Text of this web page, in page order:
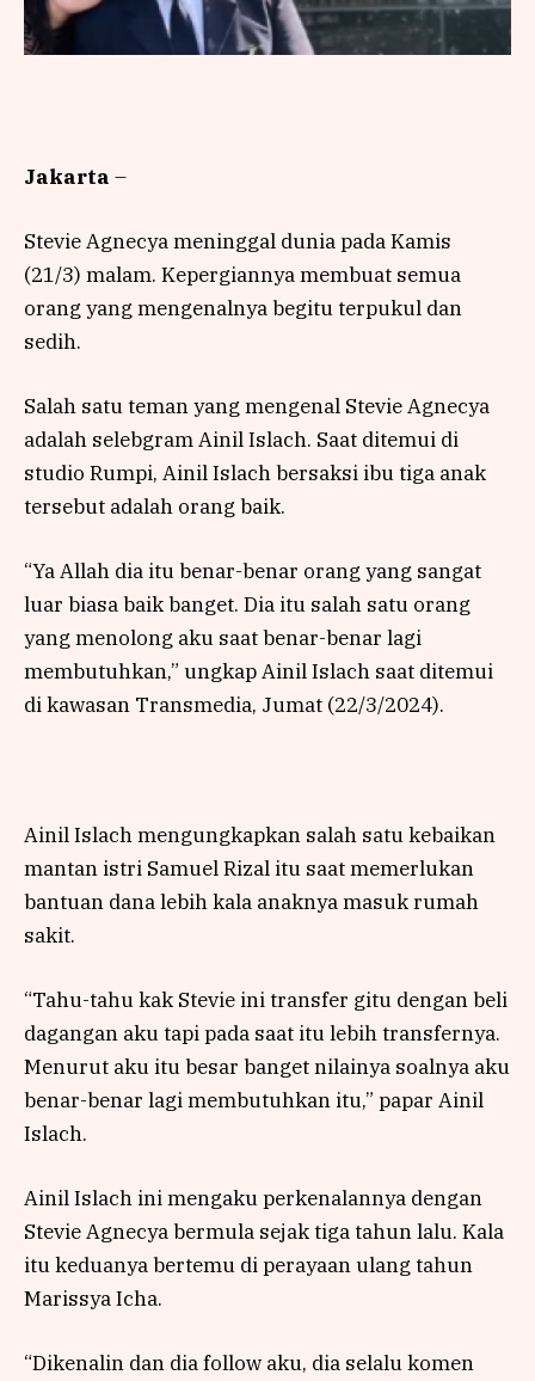
Jakarta –
Stevie Agnecya meninggal dunia pada Kamis
(21/3) malam. Kepergiannya membuat semua
orang yang mengenalnya begitu terpukul dan
sedih.
Salah satu teman yang mengenal Stevie Agnecya
adalah selebgram Ainil Islach. Saat ditemui di
studio Rumpi, Ainil Islach bersaksi ibu tiga anak
tersebut adalah orang baik.
“Ya Allah dia itu benar-benar orang yang sangat
luar biasa baik banget. Dia itu salah satu orang
yang menolong aku saat benar-benar lagi
membutuhkan,” ungkap Ainil Islach saat ditemui
di kawasan Transmedia, Jumat (22/3/2024).
Ainil Islach mengungkapkan salah satu kebaikan
mantan istri Samuel Rizal itu saat memerlukan
bantuan dana lebih kala anaknya masuk rumah
sakit.
“Tahu-tahu kak Stevie ini transfer gitu dengan beli
dagangan aku tapi pada saat itu lebih transfernya.
Menurut aku itu besar banget nilainya soalnya aku
benar-benar lagi membutuhkan itu,” papar Ainil
Islach.
Ainil Islach ini mengaku perkenalannya dengan
Stevie Agnecya bermula sejak tiga tahun lalu. Kala
itu keduanya bertemu di perayaan ulang tahun
Marissya Icha.
“Dikenalin dan dia follow aku, dia selalu komen